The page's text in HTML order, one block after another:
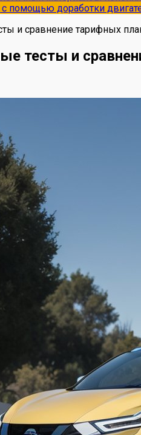
помощью доработки
и сравнение тарифных
тесты и